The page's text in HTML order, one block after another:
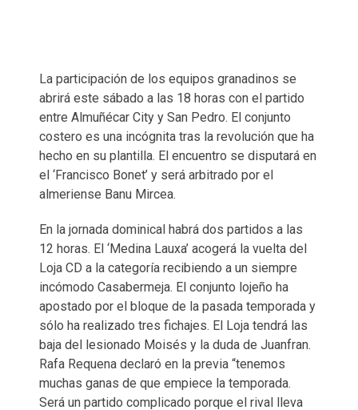
La participación de los equipos granadinos se
abrirá este sábado a las 18 horas con el partido
entre Almuñécar City y San Pedro. El conjunto
costero es una incógnita tras la revolución que ha
hecho en su plantilla. El encuentro se disputará en
el ‘Francisco Bonet’ y será arbitrado por el
almeriense Banu Mircea.
En la jornada dominical habrá dos partidos a las
12 horas. El ‘Medina Lauxa’ acogerá la vuelta del
Loja CD a la categoría recibiendo a un siempre
incómodo Casabermeja. El conjunto lojeño ha
apostado por el bloque de la pasada temporada y
sólo ha realizado tres fichajes. El Loja tendrá las
baja del lesionado Moisés y la duda de Juanfran.
Rafa Requena declaró en la previa “tenemos
muchas ganas de que empiece la temporada.
Será un partido complicado porque el rival lleva